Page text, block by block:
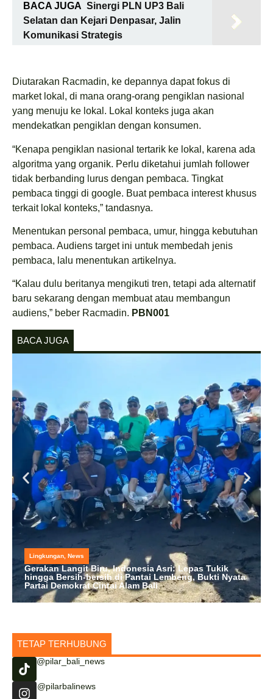
BACA JUGA Sinergi PLN UP3 Bali
Selatan dan Kejari Denpasar, Jalin
Komunikasi Strategis
Diutarakan Racmadin, ke depannya dapat fokus di
market lokal, di mana orang-orang pengiklan nasional
yang menuju ke lokal. Lokal konteks juga akan
mendekatkan pengiklan dengan konsumen.
“Kenapa pengiklan nasional tertarik ke lokal, karena ada
algoritma yang organik. Perlu diketahui jumlah follower
tidak berbanding lurus dengan pembaca. Tingkat
pembaca tinggi di google. Buat pembaca interest khusus
terkait lokal konteks,” tandasnya.
Menentukan personal pembaca, umur, hingga kebutuhan
pembaca. Audiens target ini untuk membedah jenis
pembaca, lalu menentukan artikelnya.
“Kalau dulu beritanya mengikuti tren, tetapi ada alternatif
baru sekarang dengan membuat atau membangun
audiens,” beber Racmadin. PBN001
BACA JUGA
Lingkungan News
Gerakan Langit Biru, Indonesia Asri: Lepas Tukik
hingga Bersih-bersih di Pantai Lembeng, Bukti Nyata
Partai Demokrat Cintai Alam Bali
TETAP TERHUBUNG
@pilar_bali_news
@pilarbalinews